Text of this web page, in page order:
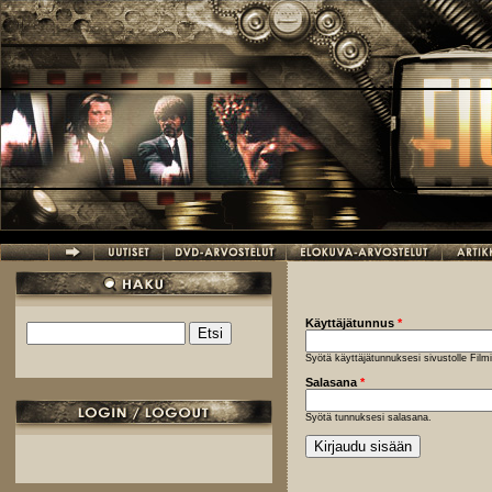
Hyppää pääsisältöön
Hakulomake
Käyttäjätunnus *
Syötä käyttäjätunnuksesi sivustolle
Salasana *
Syötä tunnuksesi salasana.